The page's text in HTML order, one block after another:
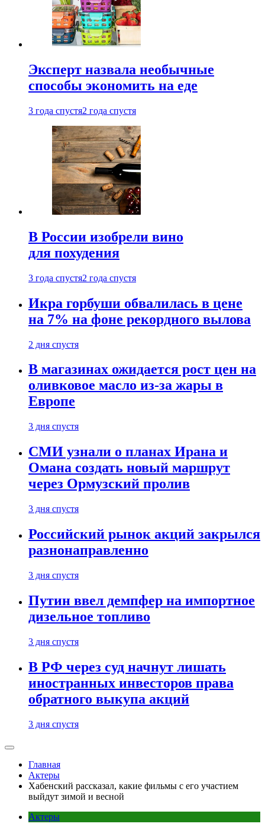
Эксперт назвала необычные
способы экономить на еде
3 года спустя2 года спустя
В России изобрели вино
для похудения
3 года спустя2 года спустя
Икра горбуши обвалилась в цене
на 7% на фоне рекордного вылова
2 дня спустя
В магазинах ожидается рост цен на
оливковое масло из-за жары в
Европе
3 дня спустя
СМИ узнали о планах Ирана и
Омана создать новый маршрут
через Ормузский пролив
3 дня спустя
Российский рынок акций закрылся
разнонаправленно
3 дня спустя
Путин ввел демпфер на импортное
дизельное топливо
3 дня спустя
В РФ через суд начнут лишать
иностранных инвесторов права
обратного выкупа акций
3 дня спустя
Главная
Актеры
Хабенский рассказал, какие фильмы с его участием
выйдут зимой и весной
Актеры